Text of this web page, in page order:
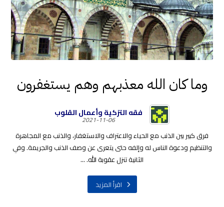
وما كان الله معذبهم وهم يستغفرون
فقه التزكية وأعمال القلوب
2021-11-06
فرق كبير بين الذنب مع الحياء والاعتراف والاستغفار، والذنب مع المجاهرة
والتنظيم ودعوة الناس له وإلفه حتى يتعرى عن وصف الذنب والجريمة. وفي
الثانية تنزل عقوبة الله. ...
اقرأ المزيد